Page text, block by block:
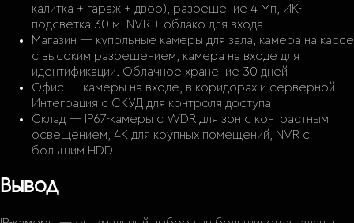
калитка + гараж + двор), разрешение 4 Мп, ИК-
подсветка 30 м. NVR + облако для входа
Магазин — купольные камеры для зала, камера на кассе
с высоким разрешением, камера на входе для
идентификации. Облачное хранение 30 дней
Офис — камеры на входе, в коридорах и серверной.
Интеграция с СКУД для контроля доступа
Склад — IP67-камеры с WDR для зон с контрастным
освещением, 4K для крупных помещений, NVR с
большим HDD
Вывод